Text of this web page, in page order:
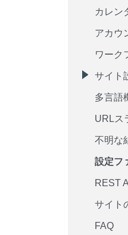
カレン
アカウ
ワーク
サイト
多言語
URLス
不明な
設定フ
REST
サイト
FAQ